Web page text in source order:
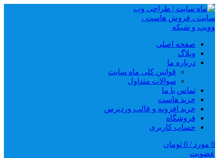
صفحه اصلی
وبلاگ
درباره ما
قوانین کلی ماه سایت
سوالات متداول
تماس با ما
خرید هاست
خرید افزونه و قالب وردپرس
فروشگاه
حساب کاربری
0 مورد /
0 تومان
عضویت